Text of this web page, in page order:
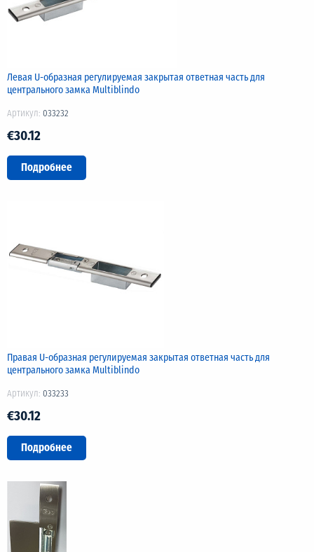
Левая U-образная регулируемая закрытая ответная часть для
центрального замка Multiblindo
Артикул: 033232
€30.12
Подробнее
Правая U-образная регулируемая закрытая ответная часть для
центрального замка Multiblindo
Артикул: 033233
€30.12
Подробнее